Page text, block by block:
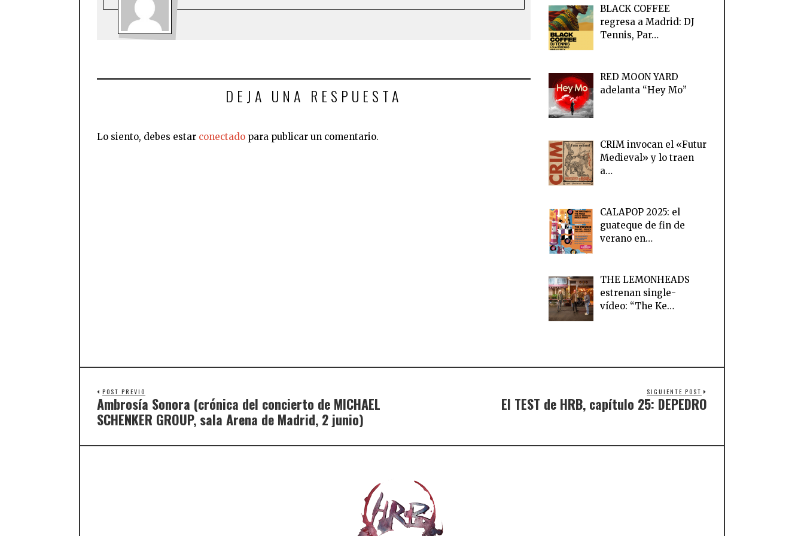
DEJA UNA RESPUESTA
Lo siento, debes estar conectado para publicar un comentario.
BLACK COFFEE
regresa a Madrid: DJ
Tennis, Par…
RED MOON YARD
adelanta “Hey Mo”
CRIM invocan el «Futur
Medieval» y lo traen
a…
CALAPOP 2025: el
guateque de fin de
verano en…
THE LEMONHEADS
estrenan single-
vídeo: “The Ke…
POST PREVIO
Ambrosía Sonora (crónica del concierto de MICHAEL
SCHENKER GROUP, sala Arena de Madrid, 2 junio)
SIGUIENTE POST
El TEST de HRB, capítulo 25: DEPEDRO